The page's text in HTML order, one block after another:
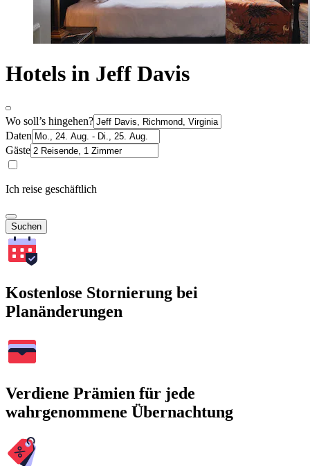
Hotels in Jeff Davis
Wo soll’s hingehen?
Daten
Gäste
Ich reise geschäftlich
Suchen
Kostenlose Stornierung bei
Planänderungen
Verdiene Prämien für jede
wahrgenommene Übernachtung